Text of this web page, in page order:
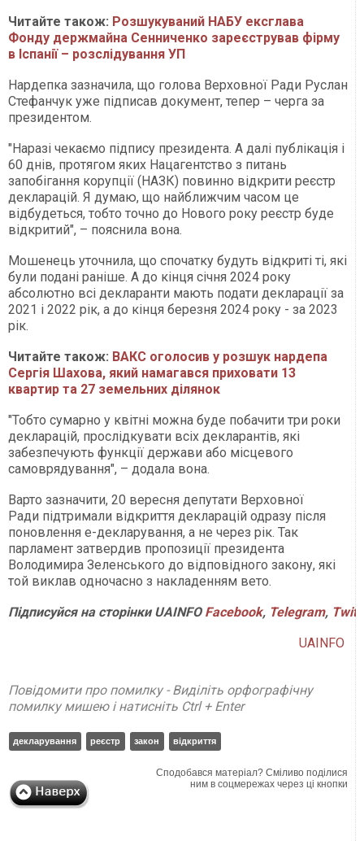
Читайте також: Розшукуваний НАБУ ексглава
Фонду держмайна Сенниченко зареєстрував фірму
в Іспанії – розслідування УП
Нардепка зазначила, що голова Верховної Ради Руслан
Стефанчук уже підписав документ, тепер – черга за
президентом.
"Наразі чекаємо підпису президента. А далі публікація і
60 днів, протягом яких Нацагентство з питань
запобігання корупції (НАЗК) повинно відкрити реєстр
декларацій. Я думаю, що найближчим часом це
відбудеться, тобто точно до Нового року реєстр буде
відкритий", – пояснила вона.
Мошенець уточнила, що спочатку будуть відкриті ті, які
були подані раніше. А до кінця січня 2024 року
абсолютно всі декларанти мають подати декларації за
2021 і 2022 рік, а до кінця березня 2024 року - за 2023
рік.
Читайте також: ВАКС оголосив у розшук нардепа
Сергія Шахова, який намагався приховати 13
квартир та 27 земельних ділянок
"Тобто сумарно у квітні можна буде побачити три роки
декларацій, прослідкувати всіх декларантів, які
забезпечують функції держави або місцевого
самоврядування", – додала вона.
Варто зазначити, 20 вересня депутати Верховної
Ради підтримали відкриття декларацій одразу після
поновлення е-декларування, а не через рік. Так
парламент затвердив пропозиції президента
Володимира Зеленського до відповідного закону, які
той виклав одночасно з накладенням вето.
Підписуйся на сторінки UAINFO Facebook, Telegram,
UAINFO
Повідомити про помилку - Виділіть орфографічну
помилку мишею і натисніть Ctrl + Enter
декларування реєстр закон відкриття
Сподобався матеріал? Сміливо поділися
ним в соцмережах через ці кнопки